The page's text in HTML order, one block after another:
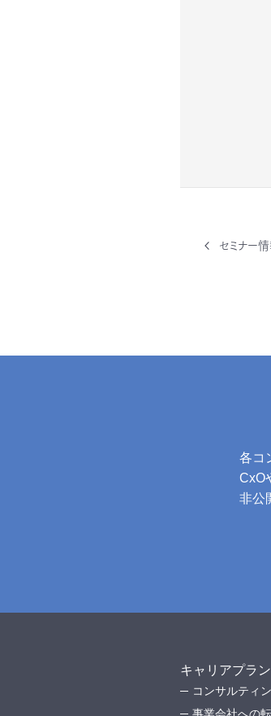
セミナー
各コ
CxO
非公
キャリアプラン
コンサルティ